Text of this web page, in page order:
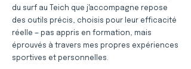
du surf au Teich que j'accompagne repose
des outils précis, choisis pour leur efficacité
réelle — pas appris en formation, mais
éprouvés à travers mes propres expériences
sportives et personnelles.